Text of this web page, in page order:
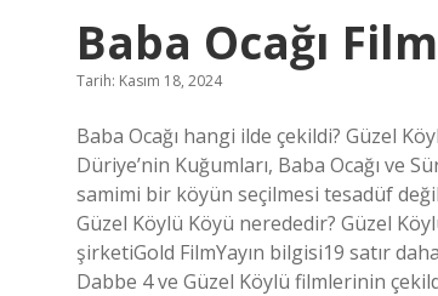
Baba Ocağı
Tarih: Kasım 18, 2024
Baba Ocağı hangi ilde çekildi? Güzel
Düriye’nin Kuğumları, Baba Ocağı ve
samimi bir köyün seçilmesi tesadüf
Güzel Köylü Köyü nerededir? Güzel
şirketiGold FilmYayın bilgisi19 satır
Dabbe 4 ve Güzel Köylü filmlerinin